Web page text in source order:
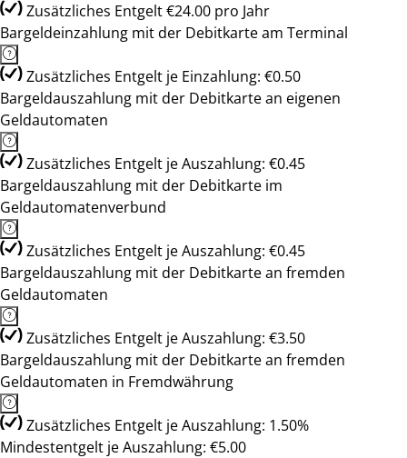
Zusätzliches Entgelt €24.00 pro Jahr
Bargeldeinzahlung mit der Debitkarte am Terminal
Zusätzliches Entgelt je Einzahlung: €0.50
Bargeldauszahlung mit der Debitkarte an eigenen
Geldautomaten
Zusätzliches Entgelt je Auszahlung: €0.45
Bargeldauszahlung mit der Debitkarte im
Geldautomatenverbund
Zusätzliches Entgelt je Auszahlung: €0.45
Bargeldauszahlung mit der Debitkarte an fremden
Geldautomaten
Zusätzliches Entgelt je Auszahlung: €3.50
Bargeldauszahlung mit der Debitkarte an fremden
Geldautomaten in Fremdwährung
Zusätzliches Entgelt je Auszahlung: 1.50%
Mindestentgelt je Auszahlung: €5.00